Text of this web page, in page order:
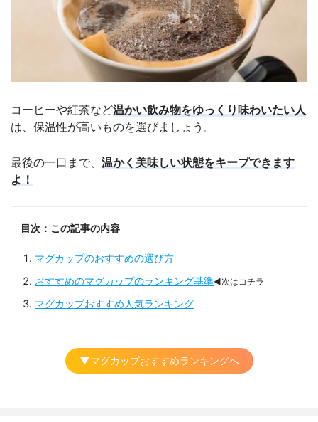
コーヒーや紅茶など温かい飲み物をゆっくり味わいたい人
は、保温性が高いものを選びましょう。
最後の一口まで、 温かく美味しい状態をキープできます
よ！
目次：この記事の内容
マグカップのおすすめの選び方
おすすめのマグカップのランキング基準◀次はコチラ
マグカップおすすめ人気ランキング
▼マグカップおすすめランキングへ